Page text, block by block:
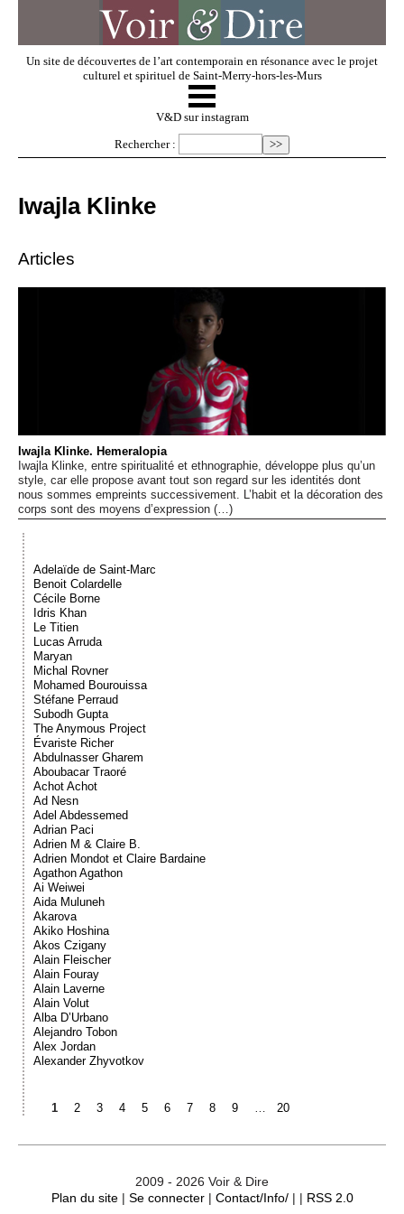
Un site de découvertes de l’art contemporain en résonance avec le projet
culturel et spirituel de Saint-Merry-hors-les-Murs
V & D
Regarder
Dossiers
Événements
Sacré
☰
V&D sur instagram
Rechercher :
Iwajla Klinke
Articles
Iwajla Klinke. Hemeralopia
Iwajla Klinke, entre spiritualité et ethnographie, développe plus qu’un
style, car elle propose avant tout son regard sur les identités dont
nous sommes empreints successivement. L’habit et la décoration des
corps sont des moyens d’expression (…)
Adelaïde de Saint-Marc
Benoit Colardelle
Cécile Borne
Idris Khan
Le Titien
Lucas Arruda
Maryan
Michal Rovner
Mohamed Bourouissa
Stéfane Perraud
Subodh Gupta
The Anymous Project
Évariste Richer
Abdulnasser Gharem
Aboubacar Traoré
Achot Achot
Ad Nesn
Adel Abdessemed
Adrian Paci
Adrien M & Claire B.
Adrien Mondot et Claire Bardaine
Agathon Agathon
Ai Weiwei
Aida Muluneh
Akarova
Akiko Hoshina
Akos Czigany
Alain Fleischer
Alain Fouray
Alain Laverne
Alain Volut
Alba D’Urbano
Alejandro Tobon
Alex Jordan
Alexander Zhyvotkov
1 2 3 4 5 6 7 8 9 … 20
2009 - 2026 Voir & Dire
Plan du site| Se connecter| Contact/Info/| | RSS 2.0